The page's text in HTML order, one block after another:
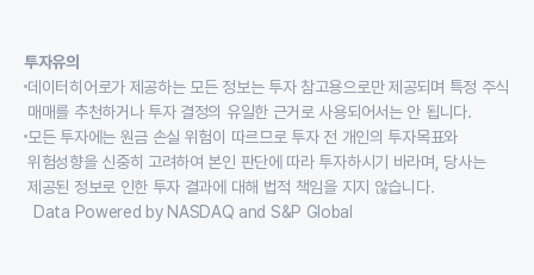
투자유의
데이터히어로가 제공하는 모든 정보는 투자 참고용으로만 제공되며 특정 주식
매매를 추천하거나 투자 결정의 유일한 근거로 사용되어서는 안 됩니다.
모든 투자에는 원금 손실 위험이 따르므로 투자 전 개인의 투자목표와
위험성향을 신중히 고려하여 본인 판단에 따라 투자하시기 바라며, 당사는
제공된 정보로 인한 투자 결과에 대해 법적 책임을 지지 않습니다.
Data Powered by NASDAQ and S&P Global